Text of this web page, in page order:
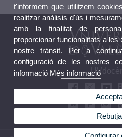
t'informem que utilitzem
realitzar anàlisis d'ús i
amb la finalitat de
proporcionar funcionalitats a
nostre trànsit. Per a
configuració de les nostres
informació Més informació